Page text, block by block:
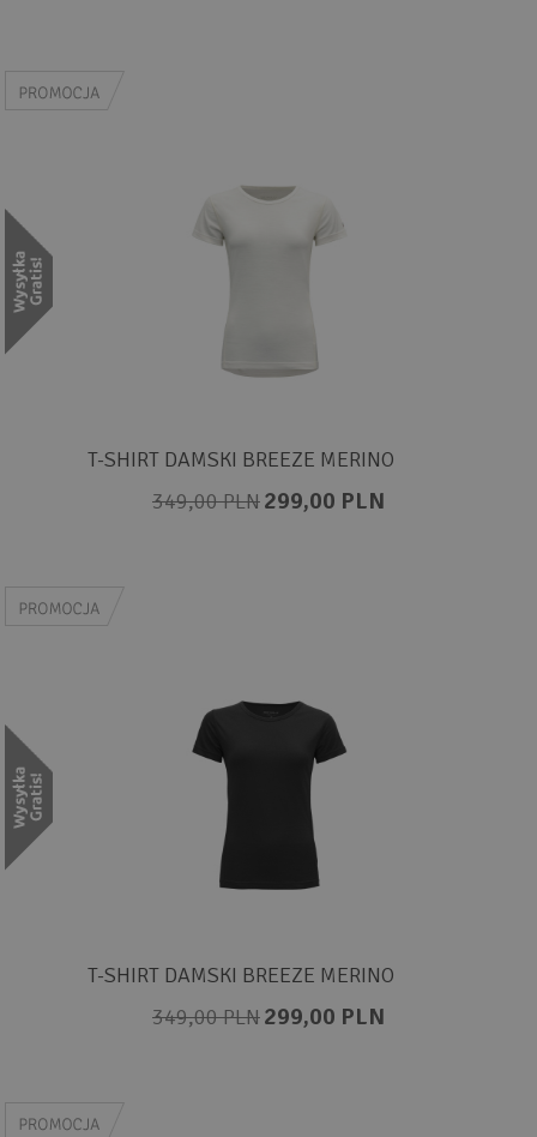
T-SHIRT DAMSKI BREEZE MERINO
349,00 PLN299,00 PLN
T-SHIRT DAMSKI BREEZE MERINO
349,00 PLN299,00 PLN